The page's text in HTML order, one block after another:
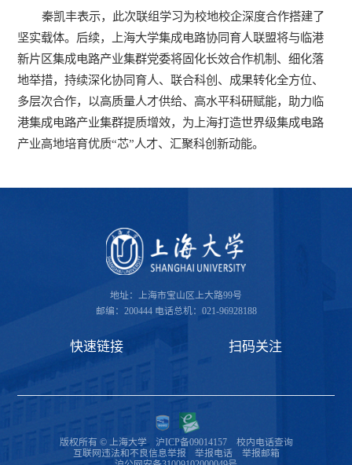
秦凯丰表示，此次联组学习为校地校企深度合作搭建了
坚实载体。后续，上海大学集成电路协同育人联盟将与临港
新片区集成电路产业集群党委将固化长效合作机制、细化落
地举措，持续深化协同育人、联合科创、成果转化全方位、
多层次合作，以高质量人才供给、高水平科研赋能，助力临
港集成电路产业集群提质增效，为上海打造世界级集成电路
产业高地培育优质“芯”人才、汇聚科创新动能。
地址：上海市宝山区上大路99号
邮编：200444 电话总机：021-96928188
快速链接 扫码关注
版权所有 © 上海大学 沪ICP备09014157
校内电话查询
互联网违法和不良信息举报
举报电话
举报邮箱